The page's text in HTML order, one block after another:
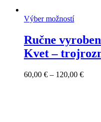
Výber možností
Ručne
Kvet –
60,00 € – 120,00 €Price